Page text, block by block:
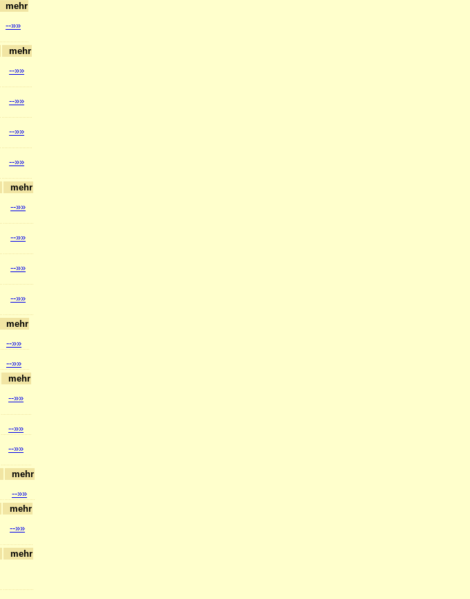
mehr
--»»
mehr
--»»
--»»
--»»
--»»
mehr
--»»
--»»
--»»
--»»
mehr
--»»
--»»
mehr
--»»
--»»
--»»
mehr
--»»
mehr
--»»
mehr